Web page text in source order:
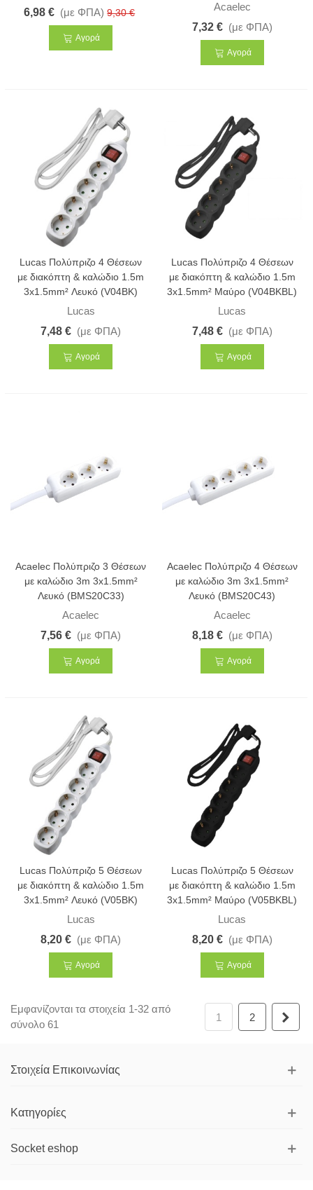
6,98 € (με ΦΠΑ) 9,30 €
Αγορά
Acaelec
7,32 € (με ΦΠΑ)
Αγορά
Lucas Πολύπριζο 4 Θέσεων
με διακόπτη & καλώδιο 1.5m
3x1.5mm² Λευκό (V04BK)
Lucas
7,48 € (με ΦΠΑ)
Αγορά
Lucas Πολύπριζο 4 Θέσεων
με διακόπτη & καλώδιο 1.5m
3x1.5mm² Μαύρο (V04BKBL)
Lucas
7,48 € (με ΦΠΑ)
Αγορά
Acaelec Πολύπριζο 3 Θέσεων
με καλώδιο 3m 3x1.5mm²
Λευκό (BMS20C33)
Acaelec
7,56 € (με ΦΠΑ)
Αγορά
Acaelec Πολύπριζο 4 Θέσεων
με καλώδιο 3m 3x1.5mm²
Λευκό (BMS20C43)
Acaelec
8,18 € (με ΦΠΑ)
Αγορά
Lucas Πολύπριζο 5 Θέσεων
με διακόπτη & καλώδιο 1.5m
3x1.5mm² Λευκό (V05BK)
Lucas
8,20 € (με ΦΠΑ)
Αγορά
Lucas Πολύπριζο 5 Θέσεων
με διακόπτη & καλώδιο 1.5m
3x1.5mm² Μαύρο (V05BKBL)
Lucas
8,20 € (με ΦΠΑ)
Αγορά
Εμφανίζονται τα στοιχεία 1-32 από
σύνολο 61
1 2
Στοιχεία Επικοινωνίας
Κατηγορίες
Socket eshop